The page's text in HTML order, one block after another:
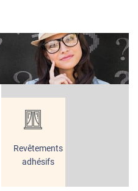
Revêtements
adhésifs